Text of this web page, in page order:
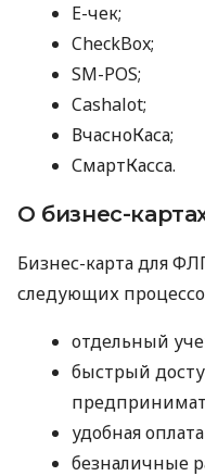
E-чек;
CheckBox;
SM-POS;
Cashalot;
ВчасноКаса;
СмартКасса.
О бизнес-
Бизнес-карта для
следующих
отдельный
быстрый
удобная
безналичные